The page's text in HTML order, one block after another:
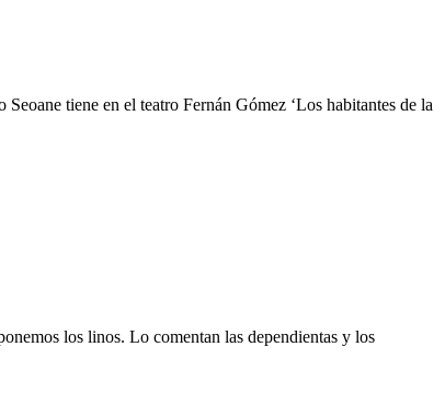
tiene en el teatro Fernán Gómez ‘Los habitantes de la
los linos. Lo comentan las dependientas y los